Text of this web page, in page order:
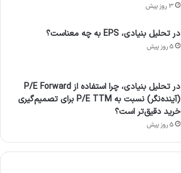
3 روز پیش
در تحلیل بنیادی، EPS به چه معناست؟
5 روز پیش
در تحلیل بنیادی، چرا استفاده از P/E Forward
(آینده‌نگر) نسبت به P/E TTM برای تصمیم‌گیری
خرید دقیق‌تر است؟
5 روز پیش